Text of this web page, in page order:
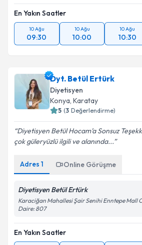
En Yakın Saatler
10 Ağu
09:30
10 Ağu
10:00
10 Ağu
10:30
Dyt. Betül Ertürk
Diyetisyen
Konya, Karatay
5 (3 Değerlendirme)
Diyetisyen Betül Hocam’a Sonsuz
çok güleryüzlü ilgili ve alanında...
Adres 1 Online Görüşme
Diyetisyen Betül Ertürk
Karaciğan Mahallesi Şair Senihi Enntepe Mall
Daire: 807
En Yakın Saatler